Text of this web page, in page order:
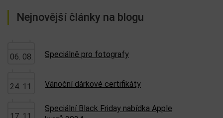
Nejnovější články na blogu
06. 08. Speciálně pro fotografy
24. 11. Vánoční dárkové certifikáty
Speciální Black Friday nabídka Apple